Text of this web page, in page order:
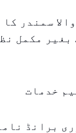
سمندر
بغیر مکمل
خدمات
برانڈ